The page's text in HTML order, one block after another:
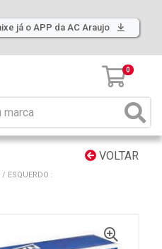
já o APP da AC Araujo
0
VOLTAR
/ ESQUERDO :